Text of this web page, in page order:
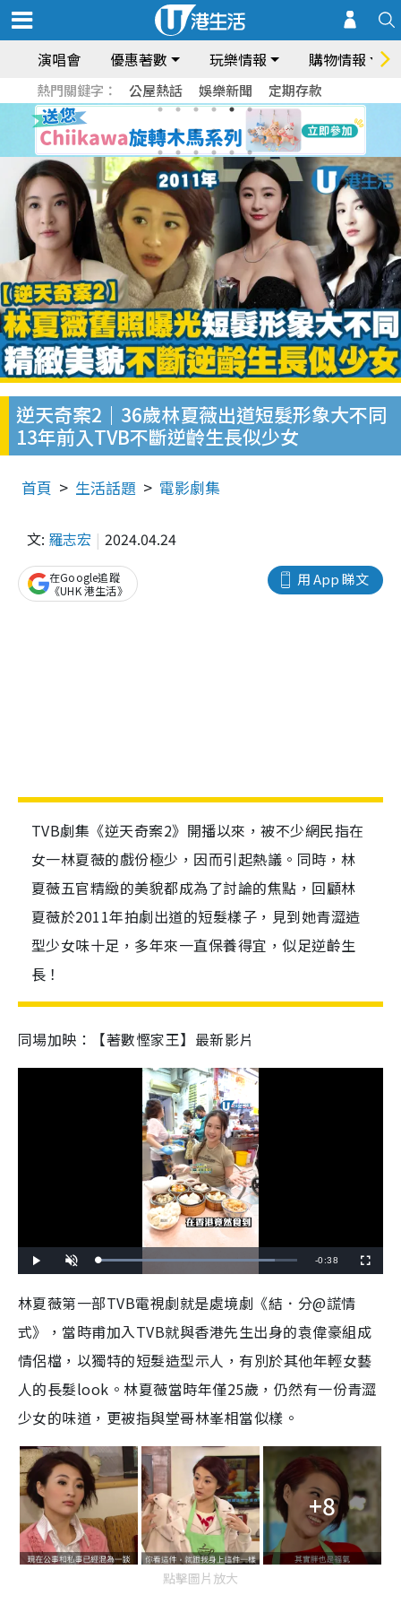
演唱會 優惠著數 玩樂情報 購物情報
熱門關鍵字： 公屋熱話 娛樂新聞 定期存款
逆天奇案2｜36歲林夏薇出道短髮形象大不同
13年前入TVB不斷逆齡生長似少女
首頁 生活話題 電影劇集
文: 羅志宏 2024.04.24
用 App 睇文
在Google追蹤
《UHK 港生活》
TVB劇集《逆天奇案2》開播以來，被不少網民指在
女一林夏薇的戲份極少，因而引起熱議。同時，林
夏薇五官精緻的美貌都成為了討論的焦點，回顧林
夏薇於2011年拍劇出道的短髮樣子，見到她青澀造
型少女味十足，多年來一直保養得宜，似足逆齡生
長！
同場加映：【著數慳家王】最新影片
l
n
t
e
L
o
e
d
8
8
9
0
R
m
a
i
n
n
g
T
i
m
-0:38
u
s
c
e
e
林夏薇第一部TVB電視劇就是處境劇《結．分@謊情
式》，當時甫加入TVB就與香港先生出身的袁偉豪組成
情侶檔，以獨特的短髮造型示人，有別於其他年輕女藝
人的長髮look。林夏薇當時年僅25歲，仍然有一份青澀
少女的味道，更被指與堂哥林峯相當似樣。
+8
點擊圖片放大